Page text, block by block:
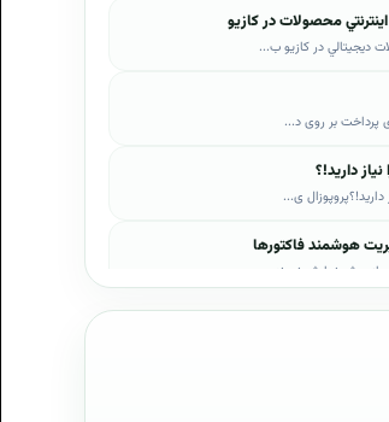
محصولات در کازيو
در کازيو ب...
پرداخت بر روی د...
دارید!؟
ی...
هوشمند فاکتورها
از پیش نمایش نمونه...